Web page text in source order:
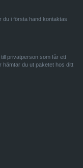
du i första hand kontaktas
privatperson som får ett
hämtar du ut paketet hos ditt